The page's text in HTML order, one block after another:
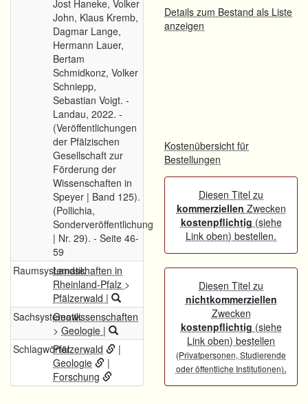
Jost Haneke, Volker
John, Klaus Kremb,
Dagmar Lange,
Hermann Lauer,
Bertam
Schmidkonz, Volker
Schniepp,
Sebastian Voigt. -
Landau, 2022. -
(Veröffentlichungen
der Pfälzischen
Gesellschaft zur
Förderung der
Wissenschaften in
Speyer | Band 125).
(Pollichia,
Sonderveröffentlichung
| Nr. 29). - Seite 46-
59
RaumsystematikLandschaften in
Rheinland-Pfalz >
Pfälzerwald |
SachsystematikGeowissenschaften
> Geologie |
SchlagwörterPfälzerwald
|
Geologie
|
Forschung
Details zum Bestand als Liste
anzeigen
Kostenübersicht für
Bestellungen
Diesen Titel zu
kommerziellen Zwecken
kostenpflichtig (siehe
Link oben) bestellen.
Diesen Titel zu
nichtkommerziellen
Zwecken
kostenpflichtig (siehe
Link oben) bestellen
(Privatpersonen, Studierende
oder öffentliche Institutionen).